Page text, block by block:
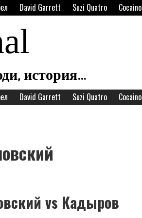
David Garrett Suzi Quatro Cocaino
история…
David Garrett Suzi Quatro Cocaino
vs Кадыров